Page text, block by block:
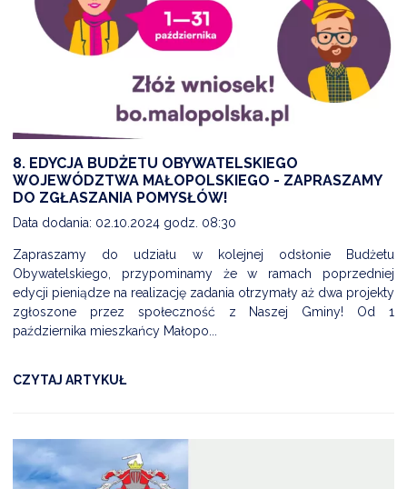
CZYSTE POWIETRZE
EWIDENCJA EMISYJNOŚCI BUDYNKÓW (CEEB)
8. EDYCJA BUDŻETU OBYWATELSKIEGO
WOJEWÓDZTWA MAŁOPOLSKIEGO - ZAPRASZAMY
DO ZGŁASZANIA POMYSŁÓW!
Data dodania: 02.10.2024 godz. 08:30
Zapraszamy do udziału w kolejnej odsłonie Budżetu
Obywatelskiego, przypominamy że w ramach poprzedniej
edycji pieniądze na realizację zadania otrzymały aż dwa projekty
zgłoszone przez społeczność z Naszej Gminy! Od 1
października mieszkańcy Małopo...
CZYTAJ ARTYKUŁ